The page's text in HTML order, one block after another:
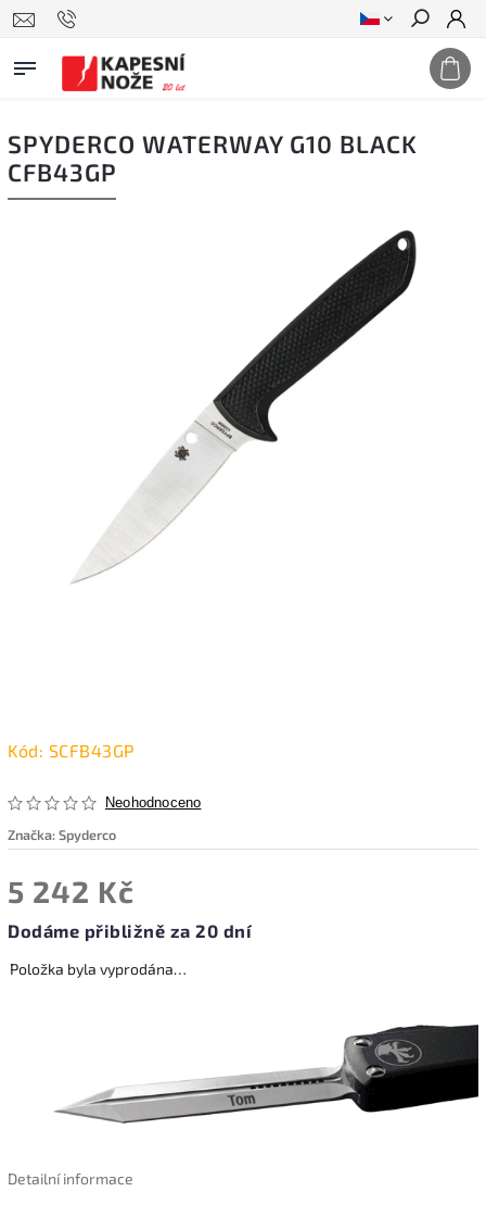
Hledat
SPYDERCO WATERWAY G10 BLACK
CFB43GP
Kód: SCFB43GP
Neohodnoceno
Značka:Spyderco
5 242 Kč
Dodáme přibližně za 20 dní
Položka byla vyprodána…
Detailní informace